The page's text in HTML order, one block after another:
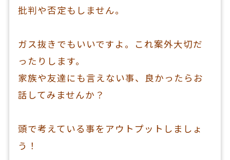
批判や否定もしません。
ガス抜きでもいいですよ。これ案外大切だ
ったりします。
家族や友達にも言えない事、良かったらお
話してみませんか？
頭で考えている事をアウトプットしましょ
う！